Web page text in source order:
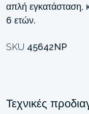
απλή εγκατάσταση,
6 ετών.
SKU 45642NP
Τεχνικές